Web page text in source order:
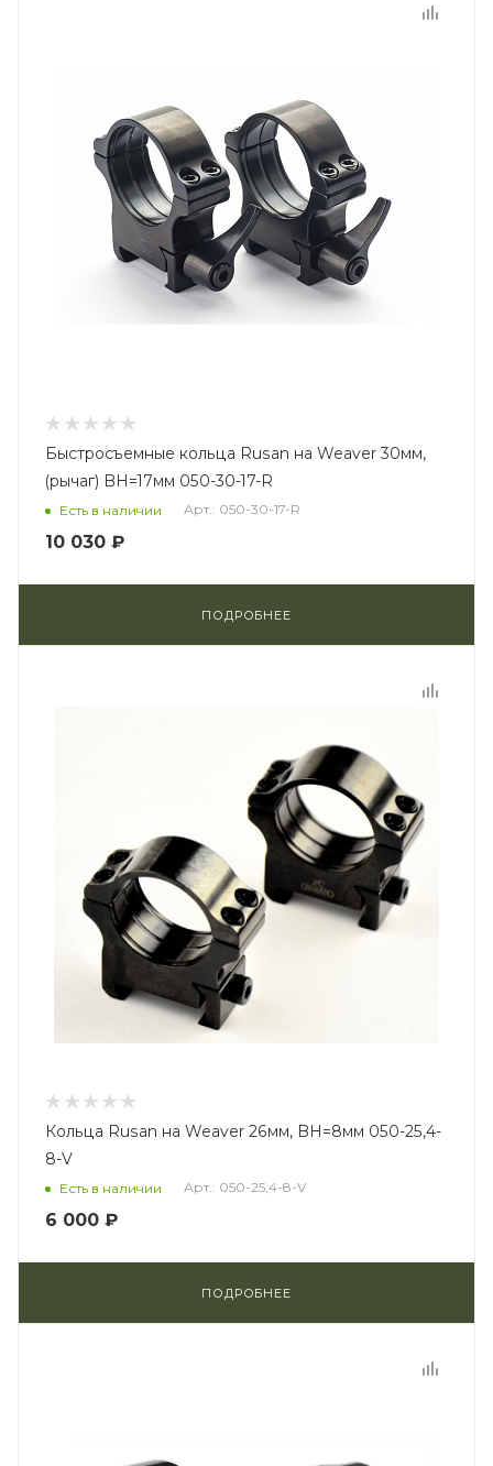
Быстросъемные кольца Rusan на Weaver 30мм,
(рычаг) BH=17мм 050-30-17-R
Есть в наличии Арт.: 050-30-17-R
10 030 ₽
ПОДРОБНЕЕ
Кольца Rusan на Weaver 26мм, BH=8мм 050-25,4-
8-V
Есть в наличии Арт.: 050-25,4-8-V
6 000 ₽
ПОДРОБНЕЕ